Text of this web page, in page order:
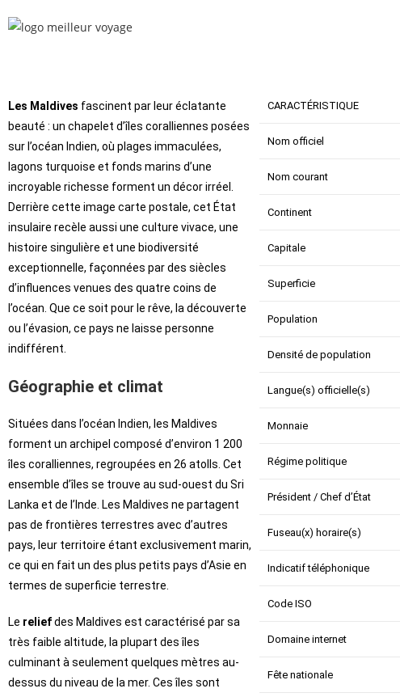
Les Maldives fascinent par leur éclatante
beauté : un chapelet d’îles coralliennes posées
sur l’océan Indien, où plages immaculées,
lagons turquoise et fonds marins d’une
incroyable richesse forment un décor irréel.
Derrière cette image carte postale, cet État
insulaire recèle aussi une culture vivace, une
histoire singulière et une biodiversité
exceptionnelle, façonnées par des siècles
d’influences venues des quatre coins de
l’océan. Que ce soit pour le rêve, la découverte
ou l’évasion, ce pays ne laisse personne
indifférent.
Géographie et climat
Situées dans l’océan Indien, les Maldives
forment un archipel composé d’environ 1 200
îles coralliennes, regroupées en 26 atolls. Cet
ensemble d’îles se trouve au sud-ouest du Sri
Lanka et de l’Inde. Les Maldives ne partagent
pas de frontières terrestres avec d’autres
pays, leur territoire étant exclusivement marin,
ce qui en fait un des plus petits pays d’Asie en
termes de superficie terrestre.
Le reliefdes Maldives est caractérisé par sa
très faible altitude, la plupart des îles
culminant à seulement quelques mètres au-
dessus du niveau de la mer. Ces îles sont
CARACTÉRISTIQUE
Nom officiel
Nom courant
Continent
Capitale
Superficie
Population
Densité de population
Langue(s) officielle(s)
Monnaie
Régime politique
Président / Chef d’État
Fuseau(x) horaire(s)
Indicatif téléphonique
Code ISO
Domaine internet
Fête nationale